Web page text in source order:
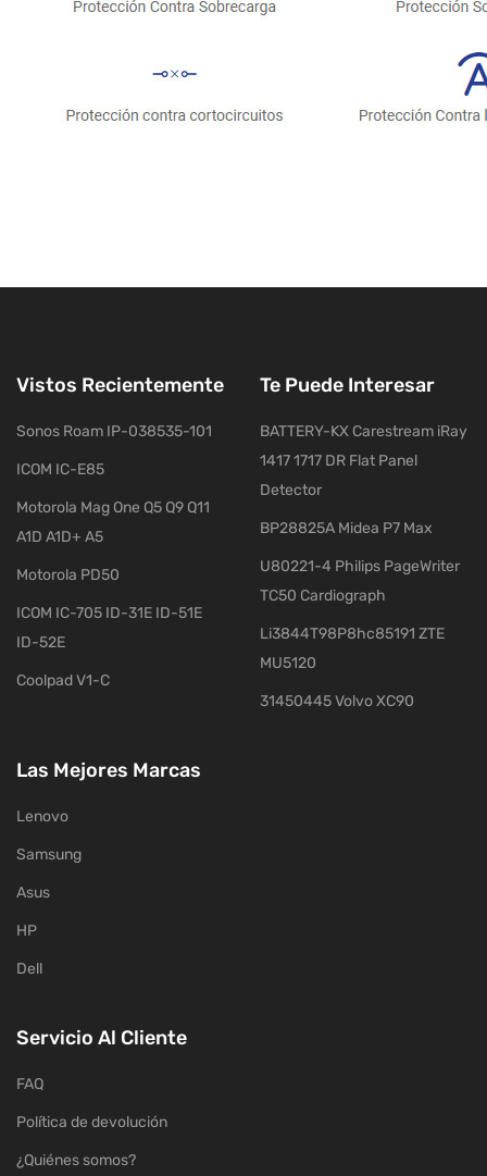
Vistos Recientemente
Sonos Roam IP-038535-101
ICOM IC-E85
Motorola Mag One Q5 Q9 Q11
A1D A1D+ A5
Motorola PD50
ICOM IC-705 ID-31E ID-51E
ID-52E
Coolpad V1-C
Te Puede Interesar
BATTERY-KX Carestream iRay
1417 1717 DR Flat Panel
Detector
BP28825A Midea P7 Max
U80221-4 Philips PageWriter
TC50 Cardiograph
Li3844T98P8hc85191 ZTE
MU5120
31450445 Volvo XC90
Las Mejores Marcas
Lenovo
Samsung
Asus
HP
Dell
Servicio Al Cliente
FAQ
Política de devolución
¿Quiénes somos?